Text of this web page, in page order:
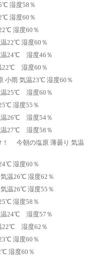
湿度58％
湿度60％
湿度60％
22℃ 湿度60％
24℃ 湿度46％
22℃ 湿度60％
小雨 気温23℃ 湿度60％
25℃ 湿度60％
湿度55％
26℃ 湿度54％
27℃ 湿度58％
！ 今朝の塩原 薄曇り 気温
湿度60％
温26℃ 湿度62％
温26℃ 湿度55％
湿度58％
24℃ 湿度57％
22℃ 湿度62％
湿度60％
湿度60％